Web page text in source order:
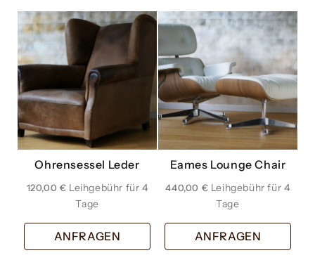
Ohrensessel Leder
120,00 €
ANFRAGEN
Eames Lounge Chair
440,00 €
ANFRAGEN